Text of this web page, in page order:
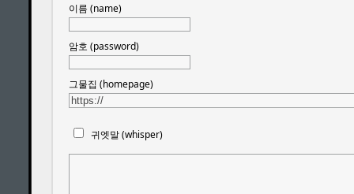
이름 (name)
암호 (password)
그물집 (homepage)
귀엣말 (whisper)